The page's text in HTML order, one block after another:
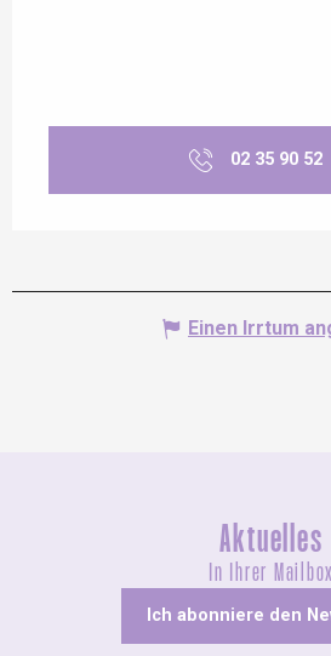
02 35 90 52
Einen Irrtum
Aktuelles
In Ihrer Mailbox
Ich abonniere den